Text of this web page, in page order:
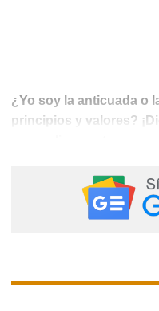
¿Yo soy la anticuada o
principios y valores?
“amante”. Eso debería
algo para
observando, cuéntenos